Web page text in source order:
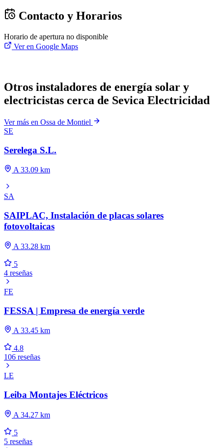
Contacto y Horarios
Horario de apertura no disponible
Ver en Google Maps
Otros instaladores de energía solar y
electricistas cerca de Sevica Electricidad
Ver más en Ossa de Montiel
SE
Serelega S.L.
A 33.09 km
SA
SAIPLAC, Instalación de placas solares
fotovoltaicas
A 33.28 km
5
4 reseñas
FE
FESSA | Empresa de energía verde
A 33.45 km
4.8
106 reseñas
LE
Leiba Montajes Eléctricos
A 34.27 km
5
5 reseñas